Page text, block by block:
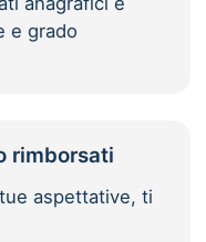
e grado
rimborsati
aspettative, ti